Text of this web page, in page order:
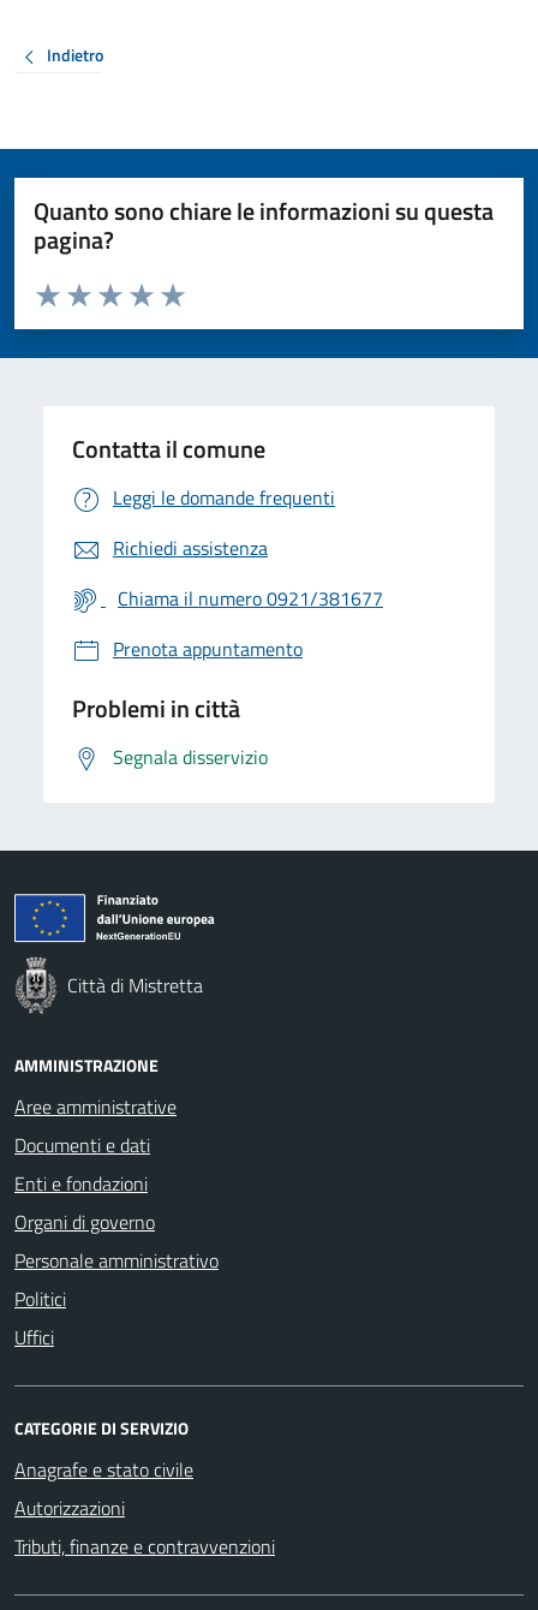
Indietro
Quanto sono chiare le informazioni su questa
pagina?
Valuta da 1 a 5 stelle la pagina
Valuta 5 stelle su 5
Valuta 4 stelle su 5
Valuta 3 stelle su 5
Valuta 2 stelle su 5
Valuta 1 stelle su 5
Contatta il comune
Leggi le domande frequenti
Richiedi assistenza
Chiama il numero 0921/381677
Prenota appuntamento
Problemi in città
Segnala disservizio
Città di Mistretta
AMMINISTRAZIONE
Aree amministrative
Documenti e dati
Enti e fondazioni
Organi di governo
Personale amministrativo
Politici
Uffici
CATEGORIE DI SERVIZIO
Anagrafe e stato civile
Autorizzazioni
Tributi, finanze e contravvenzioni